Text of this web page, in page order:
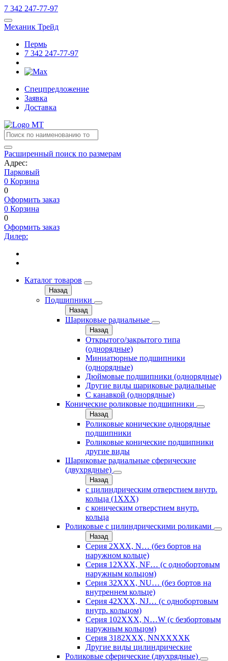
7 342 247-77-97
Механик Трейд
Пермь
7 342 247-77-97
Спецпредложение
Заявка
Доставка
Расширенный поиск по размерам
Адрес:
Парковый
0 Корзина
0
Оформить заказ
0 Корзина
0
Оформить заказ
Дилер:
Каталог товаров
Назад
Подшипники
Назад
Шариковые радиальные
Назад
Открытого/закрытого типа
(однорядные)
Миниатюрные подшипники
(однорядные)
Дюймовые подшипники (однорядные)
Другие виды шариковые радиальные
С канавкой (однорядные)
Конические роликовые подшипники
Назад
Роликовые конические однорядные
подшипники
Роликовые конические подшипники
другие виды
Шариковые радиальные сферические
(двухрядные)
Назад
с цилиндрическим отверстием внутр.
кольца (1ХХХ)
с коническим отверстием внутр.
кольца
Роликовые с цилиндрическими роликами
Назад
Серия 2ХХХ, N… (без бортов на
наружном кольце)
Серия 12ХХХ, NF… (с однобортовым
наружным кольцом)
Серия 32ХХХ, NU… (без бортов на
внутреннем кольце)
Серия 42ХХХ, NJ… (с однобортовым
внутр. кольцом)
Серия 102ХХХ, N…W (с безбортовым
наружным кольцом)
Серия 3182ХХХ, NNХХХХК
Другие виды цилиндрические
Роликовые сферические (двухрядные)